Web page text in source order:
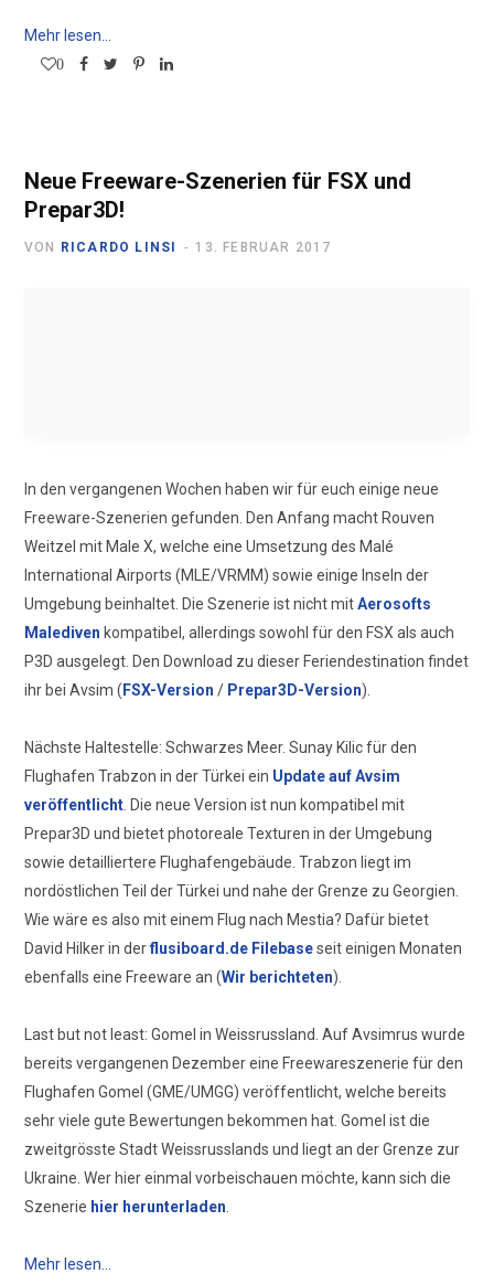
Mehr lesen...
0
Neue Freeware-Szenerien für FSX und
Prepar3D!
VON RICARDO LINSI 13. FEBRUAR 2017
In den vergangenen Wochen haben wir für euch einige neue
Freeware-Szenerien gefunden. Den Anfang macht Rouven
Weitzel mit Male X, welche eine Umsetzung des Malé
International Airports (MLE/VRMM) sowie einige Inseln der
Umgebung beinhaltet. Die Szenerie ist nicht mitAerosofts
Malediven kompatibel, allerdings sowohl für den FSX als auch
P3D ausgelegt. Den Download zu dieser Feriendestination findet
ihr bei Avsim ( FSX-Version / Prepar3D-Version).
Nächste Haltestelle: Schwarzes Meer. Sunay Kilic für den
Flughafen Trabzon in der Türkei ein Update auf Avsim
veröffentlicht. Die neue Version ist nun kompatibel mit
Prepar3D und bietet photoreale Texturen in der Umgebung
sowie detailliertere Flughafengebäude. Trabzon liegt im
nordöstlichen Teil der Türkei und nahe der Grenze zu Georgien.
Wie wäre es also mit einem Flug nach Mestia? Dafür bietet
David Hilker in derflusiboard.de Filebaseseit einigen Monaten
ebenfalls eine Freeware an (Wir berichteten).
Last but not least: Gomel in Weissrussland. Auf Avsimrus wurde
bereits vergangenen Dezember eine Freewareszenerie für den
Flughafen Gomel (GME/UMGG) veröffentlicht, welche bereits
sehr viele gute Bewertungen bekommen hat. Gomel ist die
zweitgrösste Stadt Weissrusslands und liegt an der Grenze zur
Ukraine. Wer hier einmal vorbeischauen möchte, kann sich die
Szenerie hier herunterladen.
Mehr lesen...